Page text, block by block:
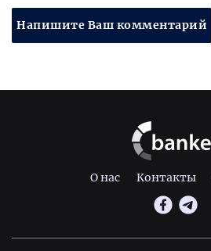
Напишите Ваш комментарий
О нас Контакты